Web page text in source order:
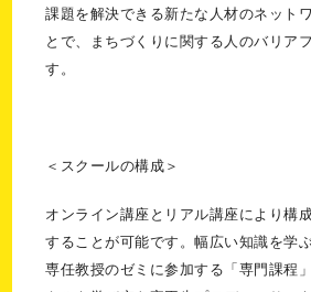
課題を解決できる新たな人材のネット
とで、まちづくりに関する人のバリア
す。
＜スクールの構成＞
オンライン講座とリアル講座により構
することが可能です。幅広い知識を学
専任教授のゼミに参加する「専門課程